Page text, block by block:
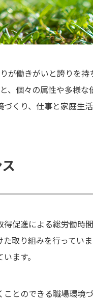
が働きがいと誇りを
、個々の属性や多様
くり、仕事と家庭生
促進による総労働
取り組みを行ってい
ます。
とのできる職場環境